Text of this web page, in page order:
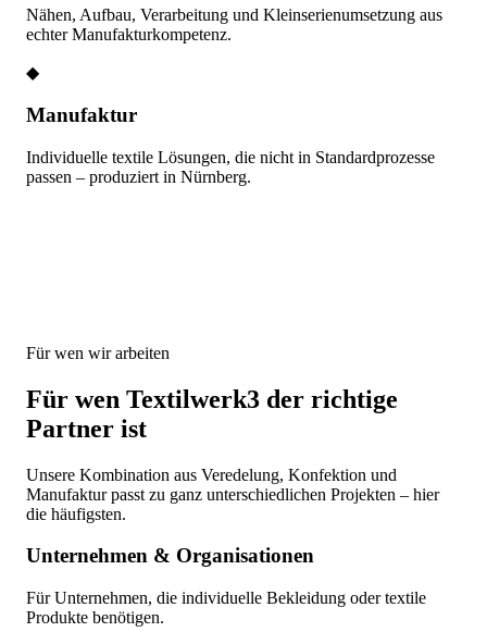
Nähen, Aufbau, Verarbeitung und Kleinserienumsetzung aus
echter Manufakturkompetenz.
◆
Manufaktur
Individuelle textile Lösungen, die nicht in Standardprozesse
passen – produziert in Nürnberg.
Für wen wir arbeiten
Für wen Textilwerk3 der richtige
Partner ist
Unsere Kombination aus Veredelung, Konfektion und
Manufaktur passt zu ganz unterschiedlichen Projekten – hier
die häufigsten.
Unternehmen & Organisationen
Für Unternehmen, die individuelle Bekleidung oder textile
Produkte benötigen.